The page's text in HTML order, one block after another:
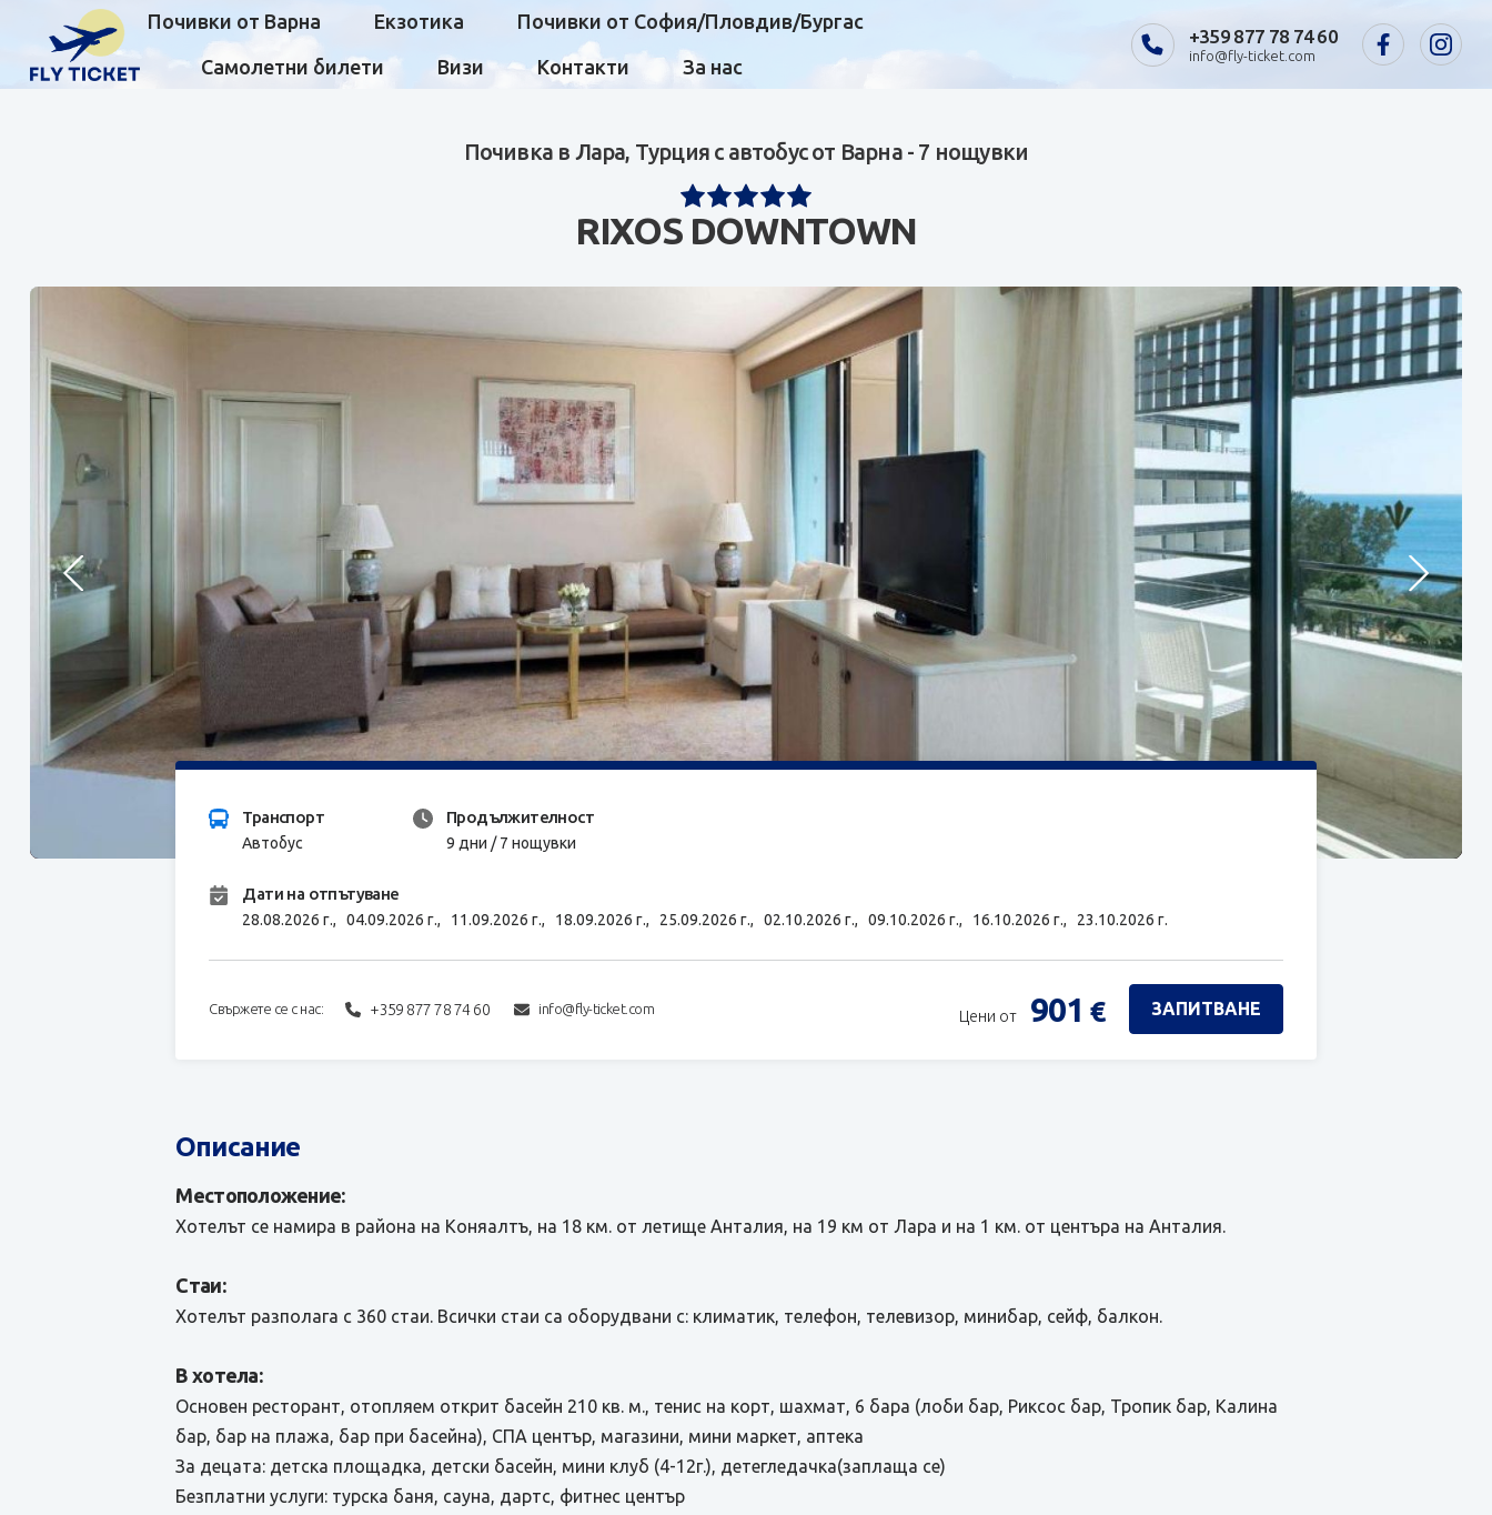
Почивки от Варна Екзотика Почивки от София/Пловдив/Бургас
Самолетни билети Визи Контакти За нас
+359 877 78 74 60
info@fly-ticket.com
Почивка в Лара, Турция с автобус от Варна - 7 нощувки
RIXOS DOWNTOWN
Транспорт
Автобус
Продължителност
9 дни / 7 нощувки
Дати на отпътуване
28.08.2026 г.,04.09.2026 г., 11.09.2026 г., 18.09.2026 г., 25.09.2026 г.,02.10.2026 г.,09.10.2026 г., 16.10.2026 г., 23.10.2026 г.
Свържете се с нас: +359 877 78 74 60 info@fly-ticket.com Цени от 901 € ЗАПИТВАНЕ
Описание
Местоположение:
Хотелът се намира в района на Коняалтъ, на 18 км. от летище Анталия, на 19 км от Лара и на 1 км. от центъра на Анталия.
Стаи:
Хотелът разполага с 360 стаи. Всички стаи са оборудвани с: климатик, телефон, телевизор, минибар, сейф, балкон.
В хотела:
Основен ресторант, отопляем открит басейн 210 кв. м., тенис на корт, шахмат, 6 бара (лоби бар, Риксос бар, Тропик бар, Калина
бар, бар на плажа, бар при басейна), СПА център, магазини, мини маркет, аптека
За децата: детска площадка, детски басейн, мини клуб (4-12г.), детегледачка(заплаща се)
Безплатни услуги: турска баня, сауна, дартс, фитнес център